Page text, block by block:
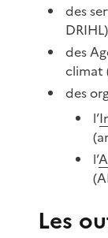
des
des
climat
des
l’
l’
Les